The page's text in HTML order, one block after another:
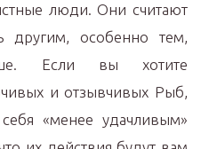
люди. Они считают
другим, особенно тем,
Если вы хотите
и отзывчивых Рыб,
«менее удачливым»